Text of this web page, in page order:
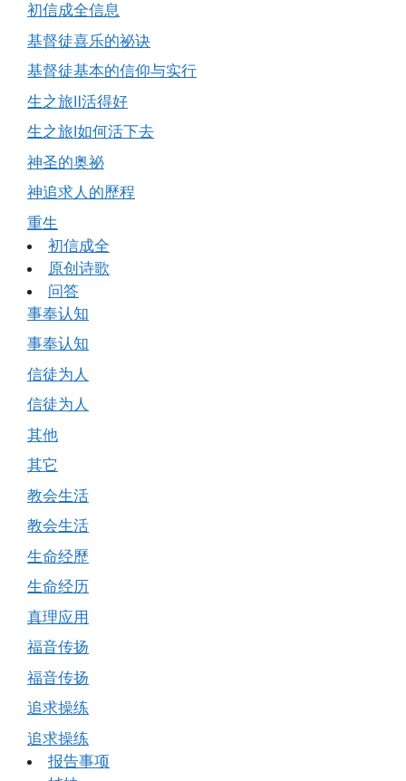
初信成全信息
基督徒喜乐的祕诀
基督徒基本的信仰与实行
生之旅Ⅱ活得好
生之旅Ⅰ如何活下去
神圣的奥祕
神追求人的歷程
重生
初信成全
原创诗歌
问答
事奉认知
事奉认知
信徒为人
信徒为人
其他
其它
教会生活
教会生活
生命经歷
生命经历
真理应用
福音传扬
福音传扬
追求操练
追求操练
报告事项